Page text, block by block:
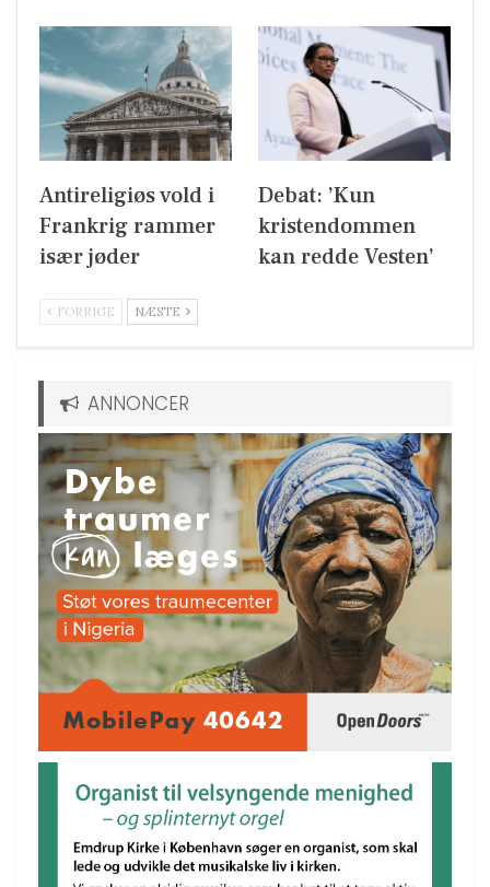
Antireligiøs vold i
Frankrig rammer
især jøder
Debat: ’Kun
kristendommen
kan redde Vesten’
FORRIGE NÆSTE
ANNONCER